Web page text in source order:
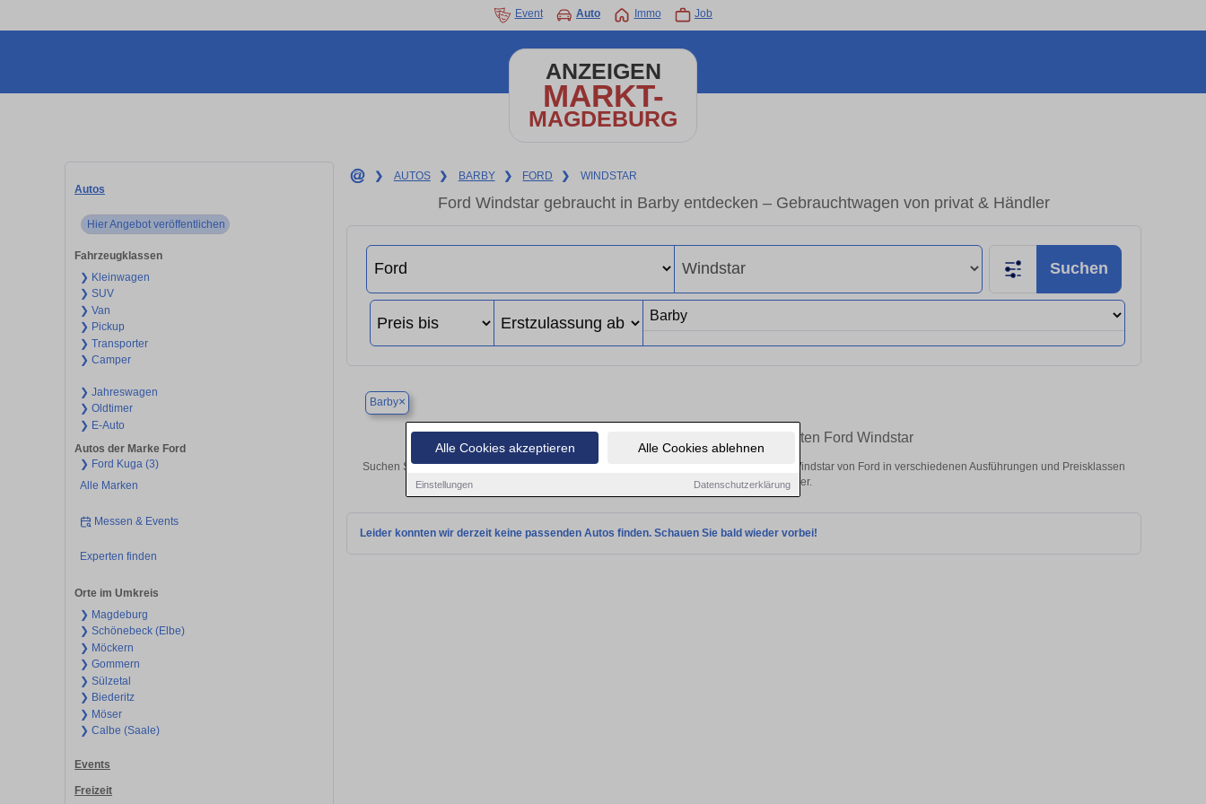
Alle Cookies akzeptieren Alle Cookies ablehnen
Einstellungen Datenschutzerklärung
Event Auto Immo Job
ANZEIGEN
MARKT-
MAGDEBURG
Autos
Hier Angebot veröffentlichen
Fahrzeugklassen
❯ Kleinwagen
❯ SUV
❯ Van
❯ Pickup
❯ Transporter
❯ Camper
❯ Jahreswagen
❯ Oldtimer
❯ E-Auto
Autos der Marke Ford
❯ Ford Kuga (3)
Alle Marken
Messen & Events
Experten finden
Orte im Umkreis
❯ Magdeburg
❯ Schönebeck (Elbe)
❯ Möckern
❯ Gommern
❯ Sülzetal
❯ Biederitz
❯ Möser
❯ Calbe (Saale)
Events
Freizeit
❯ AUTOS ❯ BARBY ❯ FORD ❯ WINDSTAR
Ford Windstar gebraucht in Barby entdecken – Gebrauchtwagen von privat & Händler
Suchen
Barby×
Finden Sie in Barby Ihren gebrauchten Ford Windstar
Suchen Sie in Barby einen Ford Windstar Gebrauchtwagen? Entdecken Sie gebrauchte Windstar von Ford in verschiedenen Ausführungen und Preisklassen
von privat und vom Händler.
Leider konnten wir derzeit keine passenden Autos finden. Schauen Sie bald wieder vorbei!